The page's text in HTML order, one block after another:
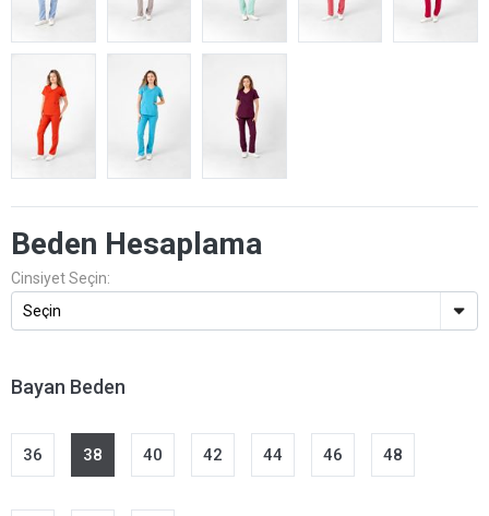
Beden Hesaplama
Cinsiyet Seçin:
Bayan Beden
36 38 40 42 44 46 48